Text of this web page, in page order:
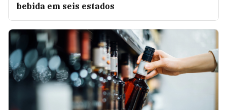
bebida em seis estados